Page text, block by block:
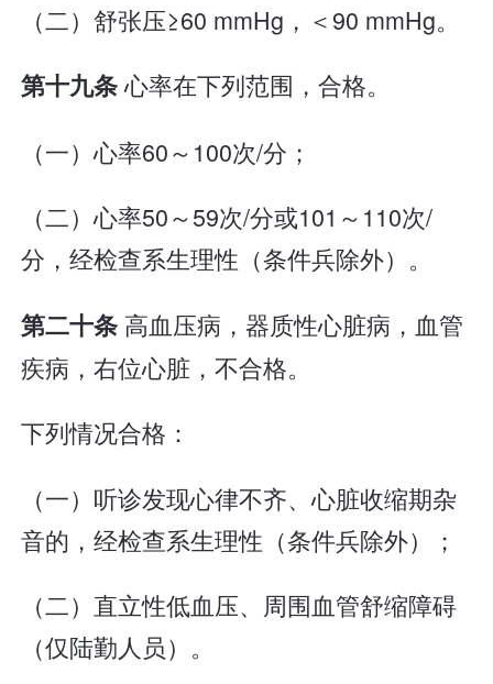
（二）舒张压≥60 mmHg，＜90 mmHg。
第十九条心率在下列范围，合格。
（一）心率60～100次/分；
（二）心率50～59次/分或101～110次/
分，经检查系生理性（条件兵除外）。
第二十条 高血压病，器质性心脏病，血管
疾病，右位心脏，不合格。
下列情况合格：
（一）听诊发现心律不齐、心脏收缩期杂
音的，经检查系生理性（条件兵除外）；
（二）直立性低血压、周围血管舒缩障碍
（仅陆勤人员）。